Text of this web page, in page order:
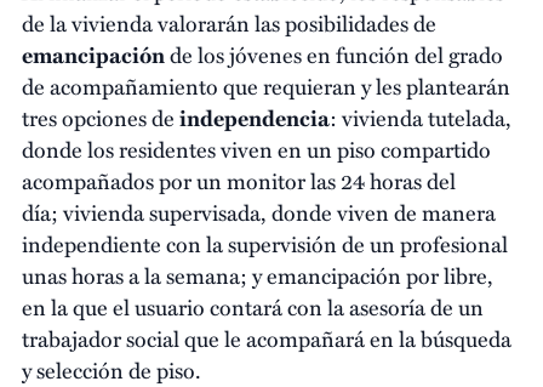
de la vivienda valorarán las posibilidades de
emancipaciónde los jóvenes en función del grado
de acompañamiento que requieran y les plantearán
tres opciones deindependencia: vivienda tutelada,
donde los residentes viven en un piso compartido
acompañados por un monitor las 24 horas del
día; vivienda supervisada, donde viven de manera
independiente con la supervisión de un profesional
unas horas a la semana; y emancipación por libre,
en la que el usuario contará con la asesoría de un
trabajador social que le acompañará en la búsqueda
y selección de piso.